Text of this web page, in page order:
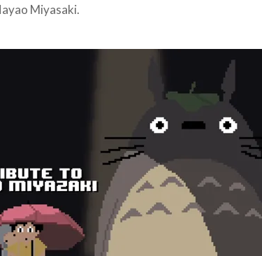
Miyasaki.